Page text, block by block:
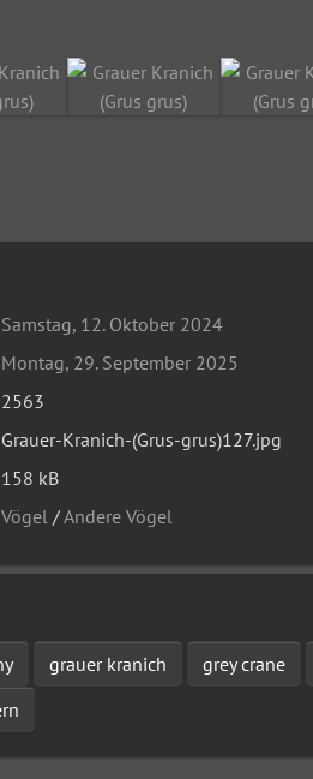
Samstag, 12. Oktober 2024
Montag, 29. September 2025
2563
Grauer-Kranich-(Grus-grus)127.jpg
158 kB
Vögel /Andere Vögel
grauer kranich grey crane